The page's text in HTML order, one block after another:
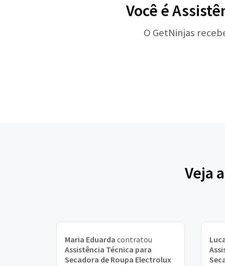
Você é
O GetNinjas
Veja
Maria Eduarda contratou
Assistência Técnica para
Secadora de Roupa Electrolux